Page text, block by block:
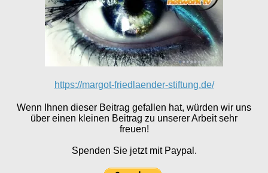
https://margot-friedlaender-stiftung.de/
Wenn Ihnen dieser Beitrag gefallen hat, würden wir uns
über einen kleinen Beitrag zu unserer Arbeit sehr
freuen!
Spenden Sie jetzt mit Paypal.